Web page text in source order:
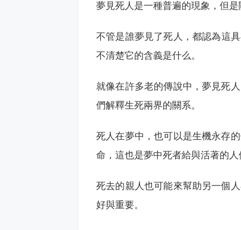
夢見死人是一種普遍的現象，但是
不管是誰夢見了死人，都認為這
不清楚它的含義是什么。
就像在許多老的傳說中，夢見死
們解釋生死兩界的關系。
死人在夢中，也可以是生機永存
命，這也是夢中死者給與活著的人
死去的親人也可能來幫助另一個
好與重要。